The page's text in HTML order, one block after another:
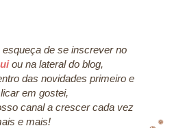
esqueça de se inscrever no
ou na lateral do blog,
das novidades primeiro e
em gostei,
canal a crescer cada vez
e mais!